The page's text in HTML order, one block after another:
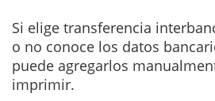
Si elige transferencia
o no conoce los datos
puede agregarlos
imprimir.